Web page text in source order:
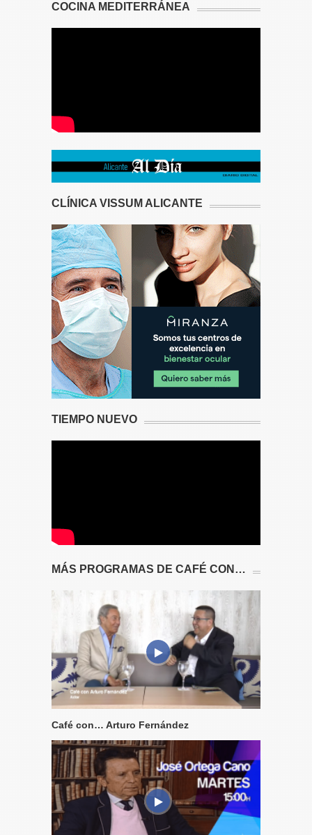
COCINA MEDITERRÁNEA
CLÍNICA VISSUM ALICANTE
TIEMPO NUEVO
MÁS PROGRAMAS DE CAFÉ CON…
Café con… Arturo Fernández